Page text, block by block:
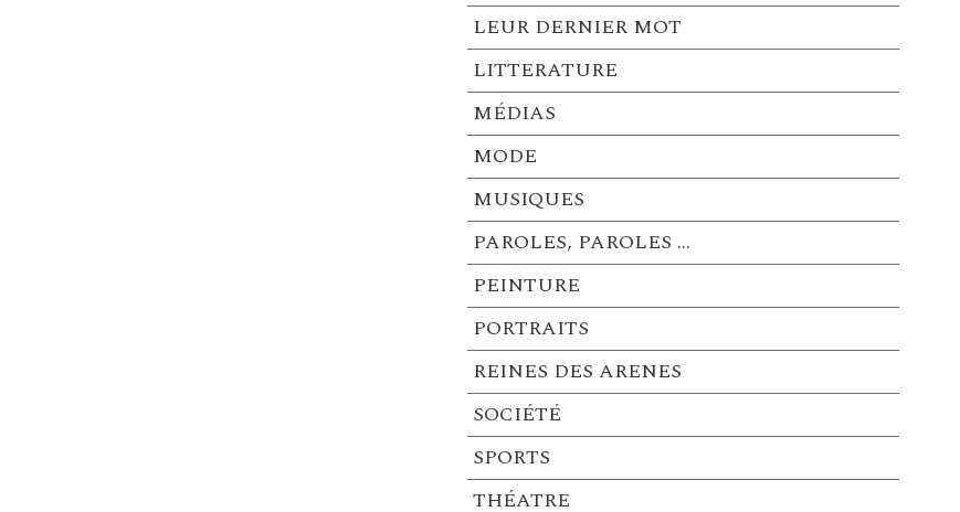
LEUR DERNIER MOT
LITTERATURE
MÉDIAS
MODE
MUSIQUES
PAROLES, PAROLES …
PEINTURE
PORTRAITS
REINES DES ARENES
SOCIÉTÉ
SPORTS
THÉATRE